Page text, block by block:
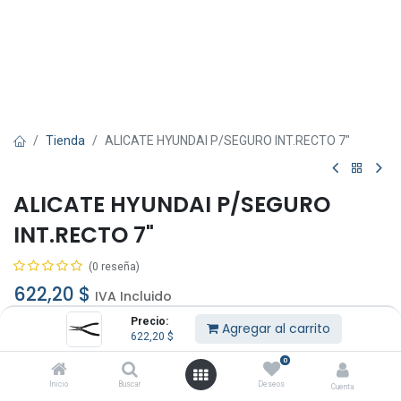
Precio:
622,20 $ Agregar al carrito
Inicio Buscar
0
Deseos Cuenta
Tienda ALICATE HYUNDAI P/SEGURO INT.RECTO 7"
ALICATE HYUNDAI P/SEGURO
INT.RECTO 7"
(0 reseña)
622,20 $ IVA Incluido